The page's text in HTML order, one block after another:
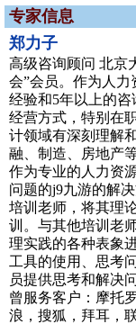
专家信息
郑力子
高级咨询顾问 北京
会”会员。作为人
经验和5年以上的
经营方式，特别在
计领域有深刻理解
融、制造、房地产
作为专业的人力资
问题的j9九游的解
培训老师，将其理
训。与其他培训老
理实践的各种表象
工具的使用、思考
员提供思考和解决
曾服务客户：摩托
浪，搜狐，拜耳，